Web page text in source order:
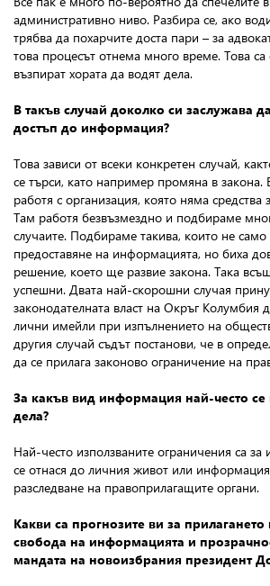
административно ниво. Разбира се, ако
трябва да похарчите доста пари – за
това процесът отнема много време. Това
възпират хората да водят дела.
В такъв случай доколко си заслужава
достъп до информация?
Това зависи от всеки конкретен случай,
се търси, като например промяна в
работя с организация, която няма
Там работя безвъзмездно и подбираме
случаите. Подбираме такива, които не
предоставяне на информацията, но биха
решение, което ще развие закона. Така
успешни. Двата най-скорошни случая
законодателната власт на Окръг Колумбия
лични имейли при изпълнението на
другия случай съдът постанови, че в
да се прилага законово ограничение на
За какъв вид информация най-често се
дела?
Най-често използваните ограничения са
се отнася до личния живот или
разследване на правоприлагащите органи.
Какви са прогнозите ви за прилагането
свобода на информацията и
мандата на новоизбрания президент